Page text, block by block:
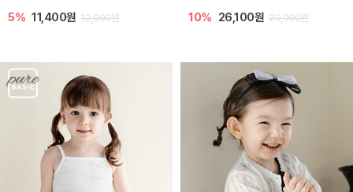
5% 11,400원 12,000원 10% 26,100원 29,000원